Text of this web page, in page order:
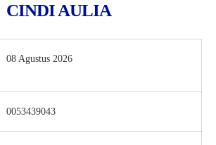
CINDI AULIA
08 Agustus 2026
0053439043